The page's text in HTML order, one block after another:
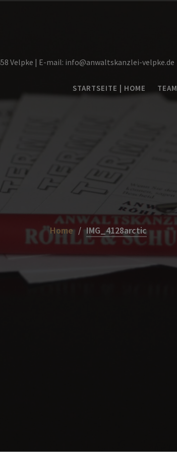
Velpke | E-mail: info@anwaltskanzlei-velpke.de
STARTSEITE | HOME TEAM
Home IMG_4128arctic